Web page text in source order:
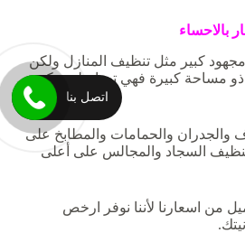
بالاحساء
كبير مثل تنظيف المنازل ولكن
مساحة كبيرة فهي تحتاج لعدد كبير
والجدران والحمامات والمطابخ على
السجاد والمجالس على أعلى
من اسعارنا لأننا نوفر ارخص
اتصل بنا